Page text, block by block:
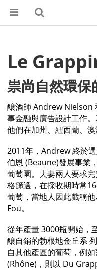
Le
祟尚自然環保
釀酒師 Andrew Nielson
事金融與廣告設計工作
他們在加州、紐西蘭、澳
2011年，Andrew 終於
伯恩 (Beaune)發展事業
葡萄園。夫妻兩人要求
格篩選，在採收期時常
葡萄，當地人因此戲稱
Fou。
從年產量 3000瓶開始，
釀自銷的勃根地金丘系
自其他產區的葡萄，例
(Rhône)，則以 Du